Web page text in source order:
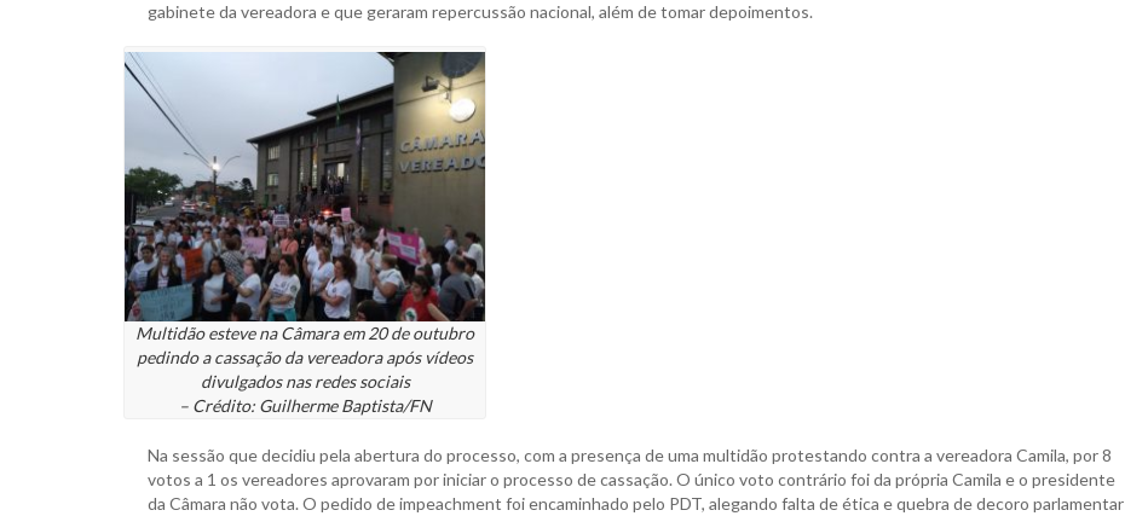
gabinete da vereadora e que geraram repercussão nacional, além de tomar depoimentos.
Multidão esteve na Câmara em 20 de outubro
pedindo a cassação da vereadora após vídeos
divulgados nas redes sociais
– Crédito: Guilherme Baptista/FN
Na sessão que decidiu pela abertura do processo, com a presença de uma multidão protestando contra a vereadora Camila, por 8
votos a 1 os vereadores aprovaram por iniciar o processo de cassação. O único voto contrário foi da própria Camila e o presidente
da Câmara não vota. O pedido de impeachment foi encaminhado pelo PDT, alegando falta de ética e quebra de decoro parlamentar